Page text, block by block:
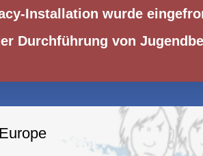
Installation wurde
Durchführung von